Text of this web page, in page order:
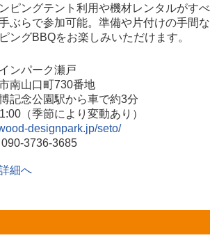
ピングテント利用や機材レンタルがすべ
ぶらで参加可能。準備や片付けの手間な
ングBBQをお楽しみいただけます。
ンパーク瀬戸
南山口町730番地
記念公園駅から車で約3分
（季節により変動あり）
designpark.jp/seto/
3736-3685
細へ